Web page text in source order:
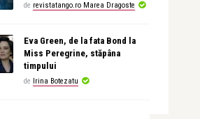
de revistatango.ro Marea Dragoste
Eva Green, de la fata Bond la
Miss Peregrine, stăpâna
timpului
de Irina Botezatu